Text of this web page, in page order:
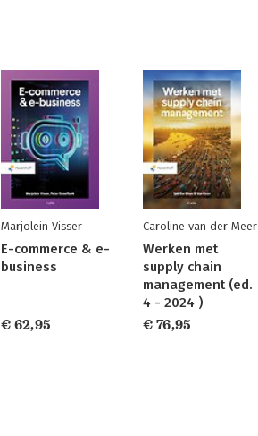
Marjolein Visser
E-commerce & e-
business
€ 62,95
Caroline van der Meer
Werken met
supply chain
management (ed.
4 - 2024 )
€ 76,95